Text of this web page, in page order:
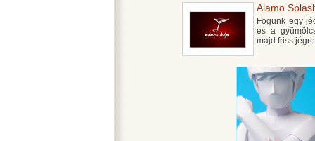
Alamo
Fogunk egy
és a
majd friss